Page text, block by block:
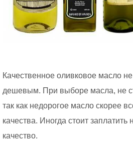
Качественное оливковое масло
дешевым. При выборе масла, не
так как недорогое масло скорее
качества. Иногда стоит
качество.